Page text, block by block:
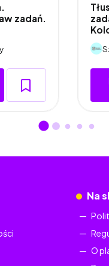
zadań.
Na
O